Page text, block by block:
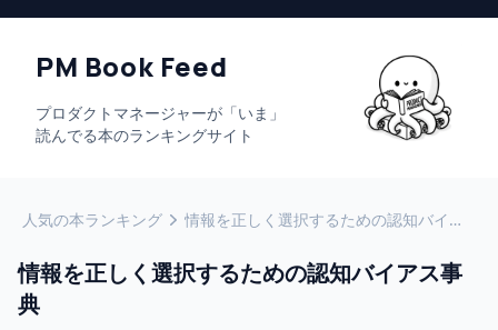
PM Book Feed
プロダクトマネージャーが「いま」
読んでる本のランキングサイト
人気の本ランキング 情報を正しく選択するための認知バイアス事典
情報を正しく選択するための認知バイアス事
典